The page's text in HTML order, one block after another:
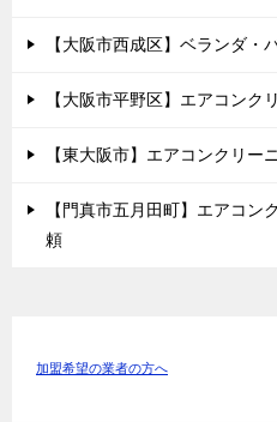
【大阪市西成区】ベランダ・
【大阪市平野区】エアコンク
【東大阪市】エアコンクリ
【門真市五月田町】エアコン
頼
加盟希望の業者の方へ